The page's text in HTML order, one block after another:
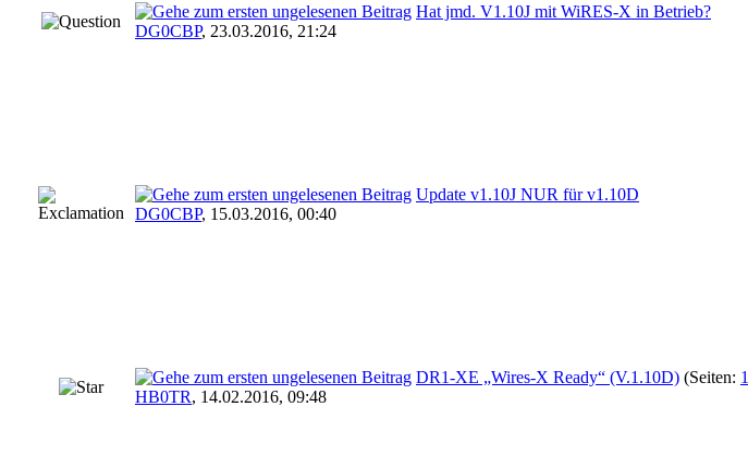
Hat jmd. V1.10J mit WiRES-X in Betrieb?
DG0CBP, 23.03.2016, 21:24
Update v1.10J NUR für v1.10D
DG0CBP, 15.03.2016, 00:40
DR1-XE „Wires-X Ready“ (V.1.10D) (Seiten: 1
HB0TR, 14.02.2016, 09:48